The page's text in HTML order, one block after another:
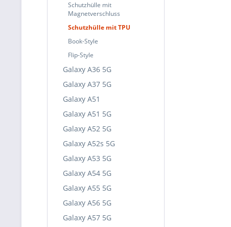
Schutzhülle mit
Magnetverschluss
Schutzhülle mit TPU
Book-Style
Flip-Style
Galaxy A36 5G
Galaxy A37 5G
Galaxy A51
Galaxy A51 5G
Galaxy A52 5G
Galaxy A52s 5G
Galaxy A53 5G
Galaxy A54 5G
Galaxy A55 5G
Galaxy A56 5G
Galaxy A57 5G